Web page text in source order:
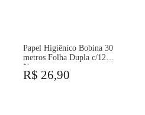
Papel Higiênico Bobina 30
metros Folha Dupla c/12
Neve
R$ 26,90